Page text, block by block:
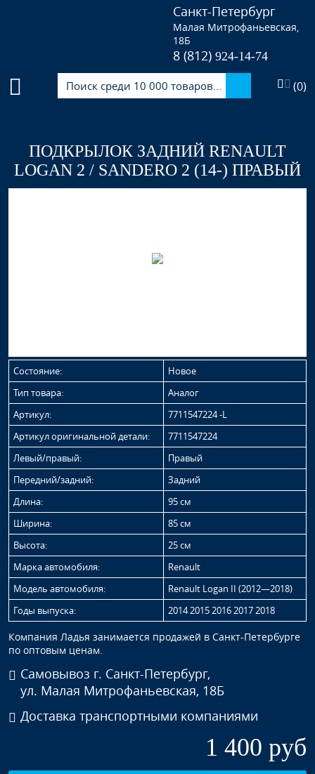
Санкт-Петербург
Малая Митрофаньевская,
18Б
8 (812)924-14-74
(0)
ПОДКРЫЛОК ЗАДНИЙ RENAULT
LOGAN 2 / SANDERO 2 (14-) ПРАВЫЙ
Состояние:
Новое
Тип товара:
Аналог
Артикул:
7711547224 -L
Артикул оригинальной детали:
7711547224
Левый/правый:
Правый
Передний/задний:
Задний
Длина:
95 см
Ширина:
85 см
Высота:
25 см
Марка автомобиля:
Renault
Модель автомобиля:
Renault Logan II (2012—2018)
Годы выпуска:
2014 2015 2016 2017 2018
Компания Ладья занимается продажей в Санкт-Петербурге
по оптовым ценам.
Самовывоз г. Санкт-Петербург,
ул. Малая Митрофаньевская, 18Б
Доставка транспортными компаниями
1 400 руб